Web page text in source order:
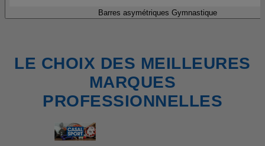
Barres asymétriques Gymnastique
LE CHOIX DES MEILLEURES
MARQUES
PROFESSIONNELLES